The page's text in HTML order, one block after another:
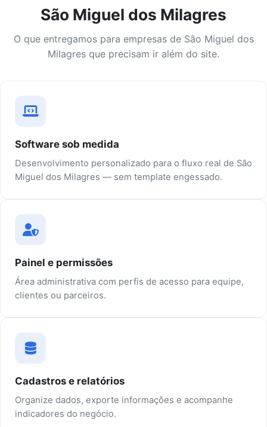
São Miguel dos Milagres
O que entregamos para empresas de São Miguel dos
Milagres que precisam ir além do site.
Software sob medida
Desenvolvimento personalizado para o fluxo real de São
Miguel dos Milagres — sem template engessado.
Painel e permissões
Área administrativa com perfis de acesso para equipe,
clientes ou parceiros.
Cadastros e relatórios
Organize dados, exporte informações e acompanhe
indicadores do negócio.